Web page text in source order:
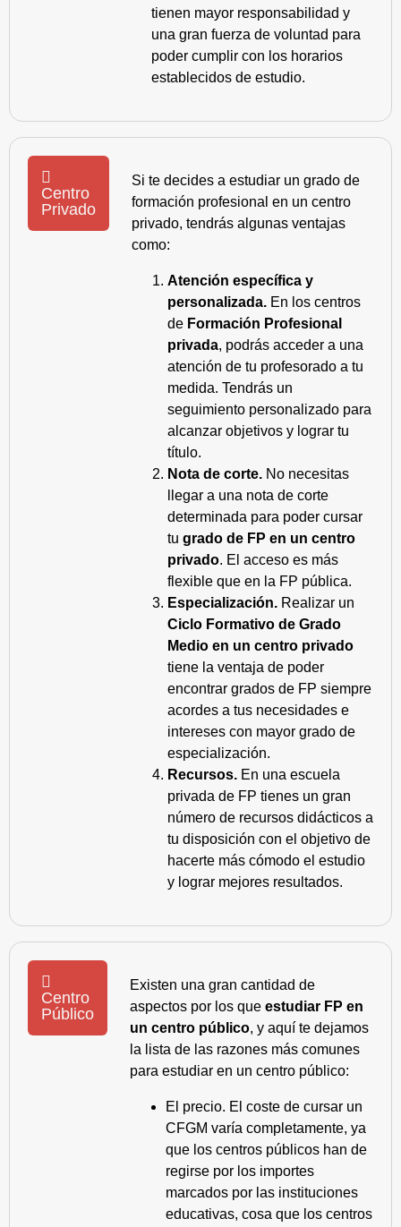
tienen mayor responsabilidad y
una gran fuerza de voluntad para
poder cumplir con los horarios
establecidos de estudio.
Centro
Privado
Si te decides a estudiar un grado de
formación profesional en un centro
privado, tendrás algunas ventajas
como:
Atención específica y
personalizada. En los centros
de Formación Profesional
privada, podrás acceder a una
atención de tu profesorado a tu
medida. Tendrás un
seguimiento personalizado para
alcanzar objetivos y lograr tu
título.
Nota de corte. No necesitas
llegar a una nota de corte
determinada para poder cursar
tu grado de FP en un centro
privado. El acceso es más
flexible que en la FP pública.
Especialización. Realizar un
Ciclo Formativo de Grado
Medio en un centro privado
tiene la ventaja de poder
encontrar grados de FP siempre
acordes a tus necesidades e
intereses con mayor grado de
especialización.
Recursos. En una escuela
privada de FP tienes un gran
número de recursos didácticos a
tu disposición con el objetivo de
hacerte más cómodo el estudio
y lograr mejores resultados.
Centro
Público
Existen una gran cantidad de
aspectos por los que estudiar FP en
un centro público, y aquí te dejamos
la lista de las razones más comunes
para estudiar en un centro público:
El precio. El coste de cursar un
CFGM varía completamente, ya
que los centros públicos han de
regirse por los importes
marcados por las instituciones
educativas, cosa que los centros